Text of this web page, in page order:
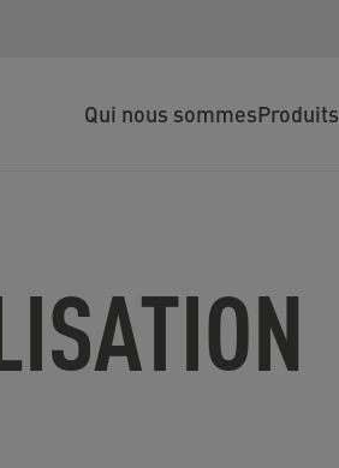
Qui nous sommesProduits